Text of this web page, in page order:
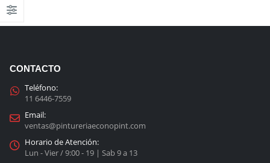
CONTACTO
Teléfono:
11 6446-7559
Email:
ventas@pintureriaeconopint.com
Horario de Atención:
Lun - Vier / 9:00 - 19 | Sab 9 a 13